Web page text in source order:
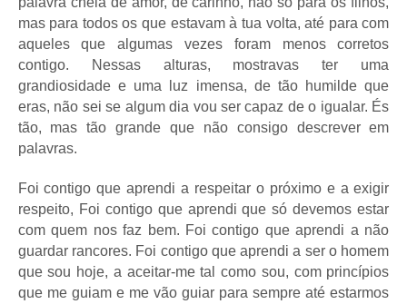
mas para todos os que estavam à tua volta, até para com
aqueles que algumas vezes foram menos corretos
contigo. Nessas alturas, mostravas ter uma
grandiosidade e uma luz imensa, de tão humilde que
eras, não sei se algum dia vou ser capaz de o igualar. És
tão, mas tão grande que não consigo descrever em
palavras.
Foi contigo que aprendi a respeitar o próximo e a exigir
respeito, Foi contigo que aprendi que só devemos estar
com quem nos faz bem. Foi contigo que aprendi a não
guardar rancores. Foi contigo que aprendi a ser o homem
que sou hoje, a aceitar-me tal como sou, com princípios
que me guiam e me vão guiar para sempre até estarmos